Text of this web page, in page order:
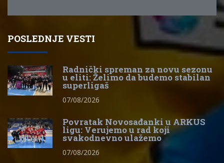
POSLEDNJE VESTI
Radnički spreman za novu sezonu
u eliti: Želimo da budemo stabilan
superligaš
07/08/2026
Povratak Novosađanki u ARKUS
ligu: Verujemo u rad koji
svakodnevno ulažemo
07/08/2026